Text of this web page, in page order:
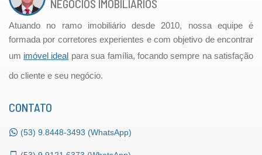
NEGÓCIOS IMOBILIÁRIOS
Atuando no ramo imobiliário desde 2010, nossa equipe é
formada por corretores experientes e com objetivo de encontrar
um imóvel ideal para sua família, focando sempre na satisfação
do cliente e seu negócio.
CONTATO
(53) 9.8448-3493 (WhatsApp)